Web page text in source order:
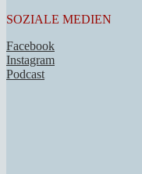
SOZIALE MEDIEN
Facebook
Instagram
Podcast